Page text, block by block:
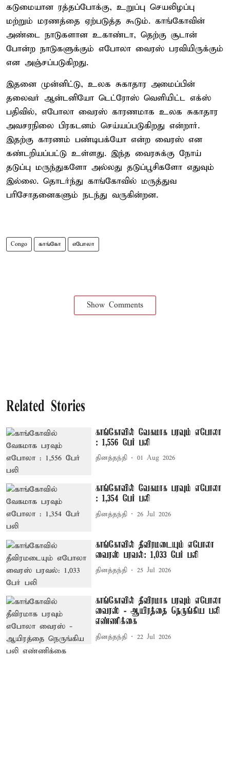
கடுமையான ரத்தப்போக்கு, உறுப்பு செயலிழப்பு
மற்றும் மரணத்தை ஏற்படுத்த கூடும். காங்கோவின்
அண்டை நாடுகளான உகாண்டா, தெற்கு சூடான்
போன்ற நாடுகளுக்கும் எபோலா வைரஸ் பரவியிருக்கும்
என அஞ்சப்படுகிறது.
இதனை முன்னிட்டு, உலக சுகாதார அமைப்பின்
தலைவர் ஆன்டனியோ டெட்ரோஸ் வெளியிட்ட எக்ஸ்
பதிவில், எபோலா வைரஸ் காரணமாக உலக சுகாதார
அவசரநிலை பிரகடனம் செய்யப்படுகிறது என்றார்.
இதற்கு காரணம் பண்டிபக்யோ என்ற வைரஸ் என
கண்டறியப்பட்டு உள்ளது. இந்த வைரசுக்கு நோய்
தடுப்பு மருந்துகளோ அல்லது தடுப்பூசிகளோ எதுவும்
இல்லை. தொடர்ந்து காங்கோவில் மருத்துவ
பரிசோதனைகளும் நடந்து வருகின்றன.
Congo காங்கோ எபோலா
Show Comments
Related Stories
காங்கோவில் வேகமாக பரவும் எபோலா
: 1,556 பேர் பலி
தினத்தந்தி 01 Aug 2026
காங்கோவில் வேகமாக பரவும் எபோலா
: 1,354 பேர் பலி
தினத்தந்தி 26 Jul 2026
காங்கோவில் தீவிரமடையும் எபோலா
வைரஸ் பரவல்: 1,033 பேர் பலி
தினத்தந்தி 25 Jul 2026
காங்கோவில் தீவிரமாக பரவும் எபோலா
வைரஸ் - ஆயிரத்தை நெருங்கிய பலி
எண்ணிக்கை
தினத்தந்தி 22 Jul 2026